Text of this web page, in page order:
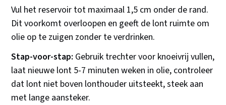
Vul het reservoir tot maximaal 1,5 cm onder de rand.
Dit voorkomt overloopen en geeft de lont ruimte om
olie op te zuigen zonder te verdrinken.
Stap-voor-stap: Gebruik trechter voor knoeivrij vullen,
laat nieuwe lont 5-7 minuten weken in olie, controleer
dat lont niet boven lonthouder uitsteekt, steek aan
met lange aansteker.